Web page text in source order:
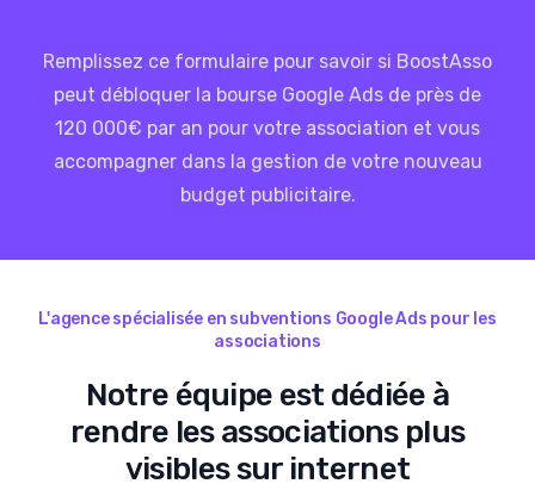
Remplissez ce formulaire pour savoir si BoostAsso
peut débloquer la bourse Google Ads de près de
120 000€ par an pour votre association et vous
accompagner dans la gestion de votre nouveau
budget publicitaire.
L'agence spécialisée en subventions Google Ads pour les
associations
Notre équipe est dédiée à
rendre les associations plus
visibles sur internet